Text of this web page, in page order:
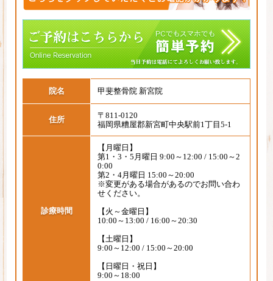
院名 甲斐整骨院 新宮院
住所
〒811-0120
福岡県糟屋郡新宮町中央駅前1丁目5-1
診療時間
【月曜日】
第1・3・5月曜日 9:00～12:00 / 15:00～2
0:00
第2・4月曜日 15:00～20:00
※変更がある場合があるのでお問い合わ
せください。
【火～金曜日】
10:00～13:00 / 16:00～20:30
【土曜日】
9:00～12:00 / 15:00～20:00
【日曜日・祝日】
9:00～18:00